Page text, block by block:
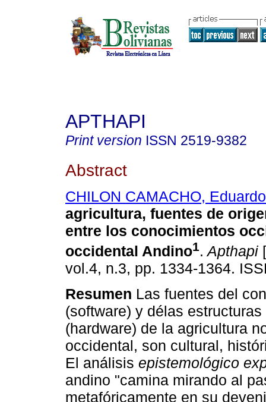
APTHAPI
Print version ISSN 2519-9382
Abstract
CHILON CAMACHO, Eduardo
agricultura, fuentes de
entre los conocimientos
occidental Andino1. Apthapi
vol.4, n.3, pp. 1334-1364.
Resumen Las fuentes del
(software) y délas
(hardware) de la agricultura
occidental, son cultural,
El análisis epistemológico
andino "camina mirando al
metafóricamente en su